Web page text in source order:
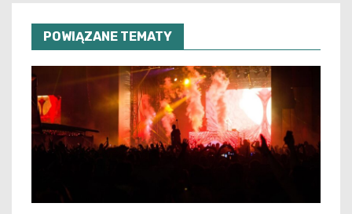
POWIĄZANE TEMATY